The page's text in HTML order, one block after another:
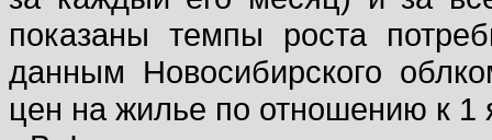
показаны темпы роста
данным Новосибирского
цен на жилье по отношению к 1